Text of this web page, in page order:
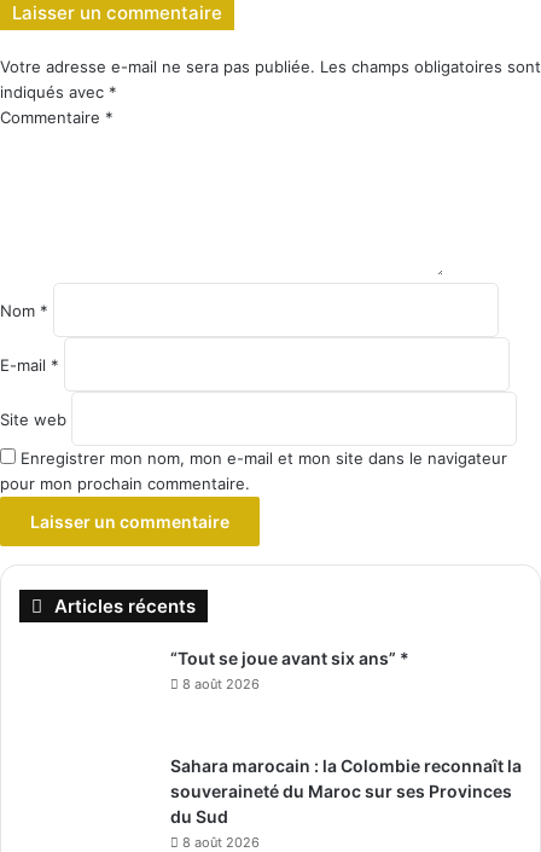
Laisser un commentaire
Votre adresse e-mail ne sera pas publiée. Les champs obligatoires sont
indiqués avec *
Commentaire *
Nom *
E-mail *
Site web
Enregistrer mon nom, mon e-mail et mon site dans le navigateur
pour mon prochain commentaire.
Articles récents
“Tout se joue avant six ans” *
8 août 2026
Sahara marocain : la Colombie reconnaît la
souveraineté du Maroc sur ses Provinces
du Sud
8 août 2026